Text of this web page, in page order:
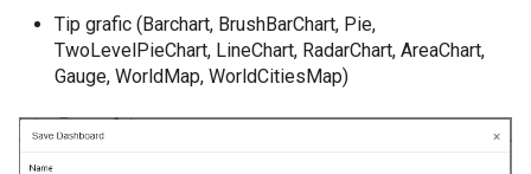
Tip grafic (Barchart, BrushBarChart, Pie,
TwoLevelPieChart, LineChart, RadarChart, AreaChart,
Gauge, WorldMap, WorldCitiesMap)